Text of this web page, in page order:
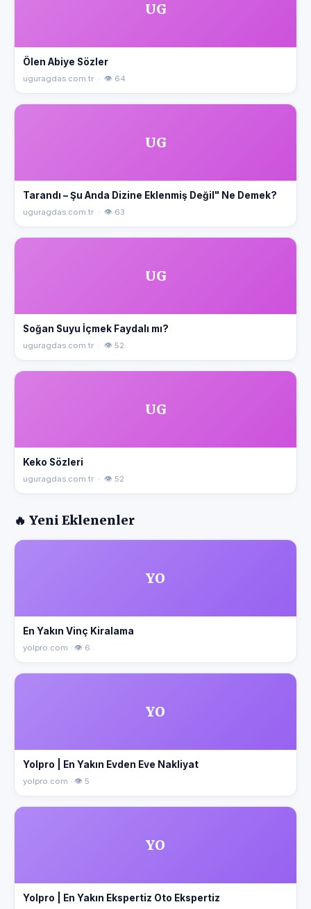
UG
Ölen Abiye Sözler
uguragdas.com.tr · 👁 64
UG
Tarandı – Şu Anda Dizine Eklenmiş Değil" Ne Demek?
uguragdas.com.tr · 👁 63
UG
Soğan Suyu İçmek Faydalı mı?
uguragdas.com.tr · 👁 52
UG
Keko Sözleri
uguragdas.com.tr · 👁 52
🔥 Yeni Eklenenler
YO
En Yakın Vinç Kiralama
yolpro.com · 👁 6
YO
Yolpro | En Yakın Evden Eve Nakliyat
yolpro.com · 👁 5
YO
Yolpro | En Yakın Ekspertiz Oto Ekspertiz